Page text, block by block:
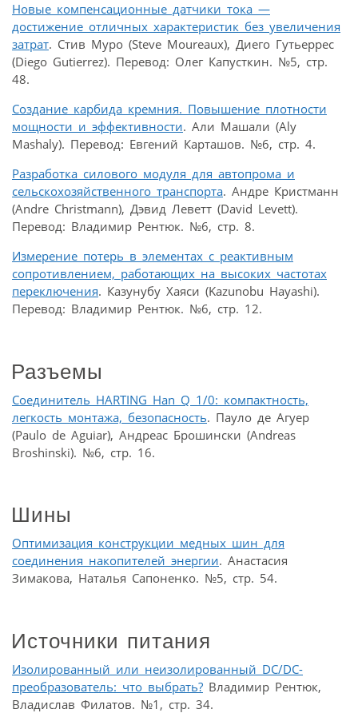
Новые компенсационные датчики тока —
достижение отличных характеристик без увеличения
затрат. Стив Муро (Steve Moureaux), Диего Гутьеррес
(Diego Gutierrez). Перевод: Олег Капусткин. №5, стр.
48.
Создание карбида кремния. Повышение плотности
мощности и эффективности. Али Машали (Aly
Mashaly). Перевод: Евгений Карташов. №6, стр. 4.
Разработка силового модуля для автопрома и
сельскохозяйственного транспорта. Андре Кристманн
(Andre Christmann), Дэвид Леветт (David Levett).
Перевод: Владимир Рентюк. №6, стр. 8.
Измерение потерь в элементах с реактивным
сопротивлением, работающих на высоких частотах
переключения. Казунубу Хаяси (Kazunobu Hayashi).
Перевод: Владимир Рентюк. №6, стр. 12.
Разъемы
Соединитель HARTING Han Q 1/0: компактность,
легкость монтажа, безопасность. Пауло де Агуер
(Paulo de Aguiar), Андреас Брошински (Andreas
Broshinski). №6, стр. 16.
Шины
Оптимизация конструкции медных шин для
соединения накопителей энергии. Анастасия
Зимакова, Наталья Сапоненко. №5, стр. 54.
Источники питания
Изолированный или неизолированный DC/DC-
преобразователь: что выбрать? Владимир Рентюк,
Владислав Филатов. №1, стр. 34.